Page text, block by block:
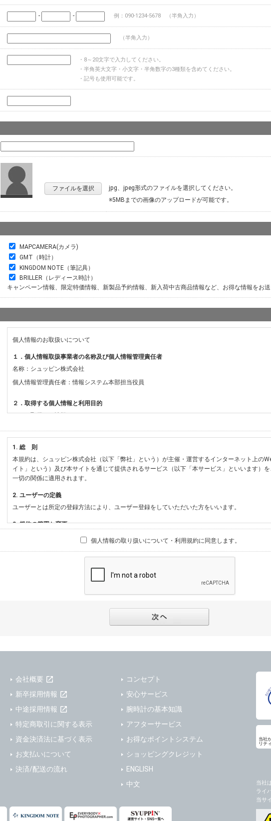
- - 例：090-1234-5678 （半角入力）
（半角入力）
・8～20文字で入力してください。
・半角英大文字・小文字・半角数字の3種類を含めてください。
・記号も使用可能です。
ファイルを選択
jpg、jpeg形式のファイルを選択してください。
※5MBまでの画像のアップロードが可能です。
MAPCAMERA(カメラ)
GMT（時計）
KINGDOM NOTE（筆記具）
BRILLER（レディース時計）
キャンペーン情報、限定特価情報、新製品予約情報、新入荷中古商品情報など、お得な情報をお
個人情報のお取扱いについて
１．個人情報取扱事業者の名称及び個人情報管理責任者
名称：シュッピン株式会社
個人情報管理責任者：情報システム本部担当役員
２．取得する個人情報と利用目的
（１）取得する情報
・必須登録：氏名、生年月日、性別、住所、電話番号、メールアドレス、パスワード
・任意登録：ニックネーム、プロフィール画像、希望するメールマガジンの種類
【当社サービスをご利用時に当社が取得またはご提供いただく情報】
・お支払いやお振込みに関わる情報（クレジットカード・銀行口座・電子マネー等の決済時に
・法律上の要請等により、本人確認を行うための本人確認書類（運転免許証、健康保険証、住
・EVERYBODY×PHOTOGRAPHER.comのご利用に伴いご登録いただいた、広範囲設定をご希
影機材や機材の設定等に関する情報、および画像データとその画像データに含まれる情報
・当社ウェブサイト・サービス内のクッキー情報
【外部サービスアカウントを利用される場合】
会員登録時にソーシャルネットワーキングサービス等の外部サービスとの連携を許可した場合
・当社物品販売、古物買取事業および個人・法人の売買仲介業に伴うご案内、契約、申し込み
・メールマガジンの配信、および当社が提供する商品・サービスについてのアンケート実施の
・EVERYBODY×PHOTOGRAPHER.comのフォトシェアリングサービス運営のため
(1)ご本人の同意がある場合。なお第三者に提供する場合には原則として、機密保持、再提供の
止することを契約の条件といたします。
(2)法令等により開示を求められた場合。
(3)ご本人または公衆の生命、身体又は財産の保護のために必要がある場合であって、本人の同
本人の同意を得ることにより当該事務の遂行に支障を及ぼすおそれがあるとき。
(5)業務を円滑に進めるために、外部業者に個人データの一部又は全部の処理を委託する場合（
当社への個人情報の提供はお客様の任意ですが、必要な個人情報をご提供いただけない場合、
ますのでご了承下さい。
1. 総 則
本規約は、シュッピン株式会社（以下「弊社」という）が主催・運営するインターネット上の
イト」という）及び本サイトを通じて提供されるサービス（以下「本サービス」といいます）
一切の関係に適用されます。
2. ユーザーの定義
ユーザーとは所定の登録方法により、ユーザー登録をしていただいた方をいいます。
3. 規約の範囲と変更
1) 本規約は、本サイト及び本サービスの利用に関し、弊社及び全てのユーザーに適用されます。
2) 弊社が別途規定する個別規定、及び弊社が随時本サイト内に掲示またはユーザーに対し通知
す。本規約と個別規定及び追加規定が異なる場合は、個別規定及び追加規定が優先するものと
3) 弊社はユーザーの承諾を得ることなく、本規約を変更できるものとし、ユーザーはこれを承
た場合は、本サイト内に掲示またはユーザーに対し通知するものとし、その後にユーザーが本
1) ユーザーは、本サイトの利用に際し、ユーザー本人のユーザーID、パスワード、メールアド
します。
に届け出るものとします。
3) 弊社は一年以上に亘って使用がないユーザーIDとこれに伴う個人情報を抹消することができ
4) ユーザーID、パスワード、メールアドレス及びこれに伴う個人情報の管理不十分、使用上の
は、ユーザーが負うものとし、弊社は一切責任を負いません。
1) ユーザーは、メールアドレスその他の登録事項に変更が生じた場合、直ちに弊社所定の変更
2) 弊社はユーザーの入会申込により知り得た情報、またはユーザーが本サイト及び本サービス
報に関し、以下の項目に該当する場合に利用することができるものとします。
(1) 統計した情報のみを開示し、ユーザーの個人情報を表示しない場合。
(3) ユーザーが個人情報の開示について同意している場合。
個人情報の取り扱いについて・利用規約に同意します。
会社概要
新卒採用情報
中途採用情報
特定商取引に関する表示
資金決済法に基づく表示
お支払いについて
決済/配送の流れ
コンセプト
安心サービス
腕時計の基本知識
アフターサービス
お得なポイントシステム
ショッピングクレジット
ENGLISH
中文
当社
リテ
当社
ライ
当サ